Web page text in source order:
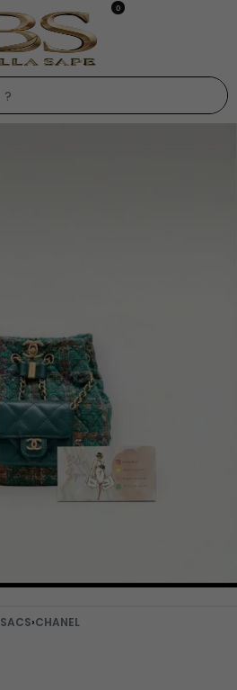
0
SACS›CHANEL